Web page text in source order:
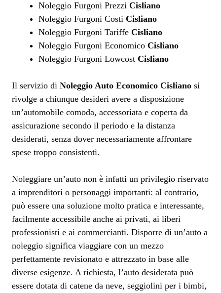
Noleggio Furgoni Prezzi Cisliano
Noleggio Furgoni Costi Cisliano
Noleggio Furgoni Tariffe Cisliano
Noleggio Furgoni Economico Cisliano
Noleggio Furgoni Lowcost Cisliano
Il servizio di Noleggio Auto Economico Cisliano si
rivolge a chiunque desideri avere a disposizione
un’automobile comoda, accessoriata e coperta da
assicurazione secondo il periodo e la distanza
desiderati, senza dover necessariamente affrontare
spese troppo consistenti.
Noleggiare un’auto non è infatti un privilegio riservato
a imprenditori o personaggi importanti: al contrario,
può essere una soluzione molto pratica e interessante,
facilmente accessibile anche ai privati, ai liberi
professionisti e ai commercianti. Disporre di un’auto a
noleggio significa viaggiare con un mezzo
perfettamente revisionato e attrezzato in base alle
diverse esigenze. A richiesta, l’auto desiderata può
essere dotata di catene da neve, seggiolini per i bimbi,